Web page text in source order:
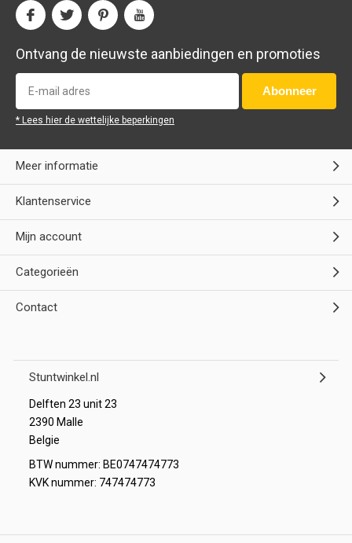
Ontvang de nieuwste aanbiedingen en promoties
Abonneer
* Lees hier de wettelijke beperkingen
Meer informatie
Klantenservice
Mijn account
Categorieën
Contact
Stuntwinkel.nl
Delften 23 unit 23
2390 Malle
Belgie
BTW nummer: BE0747474773
KVK nummer: 747474773